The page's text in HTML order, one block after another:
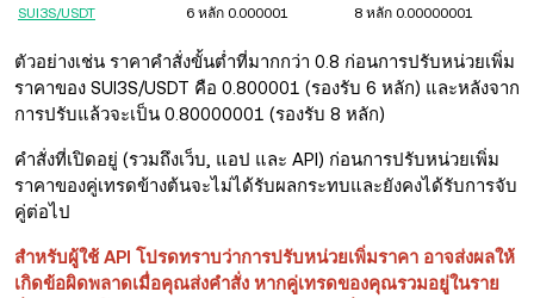
SUI3S/USDT
6 หลัก 0.000001 8 หลัก 0.00000001
ตัวอย่างเช่น ราคาคำสั่งขั้นต่ำที่มากกว่า 0.8 ก่อนการปรับหน่วยเพิ่ม
ราคาของ SUI3S/USDT คือ 0.800001 (รองรับ 6 หลัก) และหลังจาก
การปรับแล้วจะเป็น 0.80000001 (รองรับ 8 หลัก)
คำสั่งที่เปิดอยู่ (รวมถึงเว็บ, แอป และ API) ก่อนการปรับหน่วยเพิ่ม
ราคาของคู่เทรดข้างต้นจะไม่ได้รับผลกระทบและยังคงได้รับการจับ
คู่ต่อไป
สำหรับผู้ใช้ API โปรดทราบว่าการปรับหน่วยเพิ่มราคา อาจส่งผลให้
เกิดข้อผิดพลาดเมื่อคุณส่งคำสั่ง หากคู่เทรดของคุณรวมอยู่ในราย